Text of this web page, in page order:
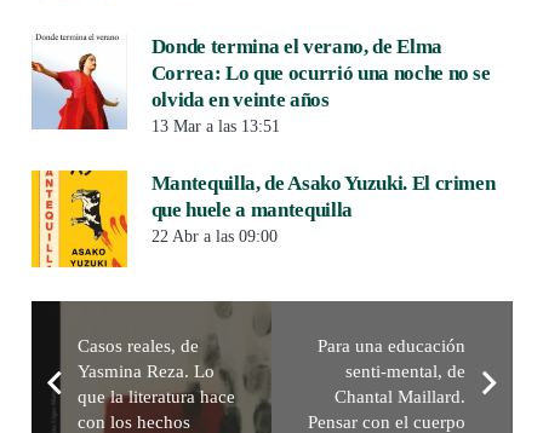
Donde termina el verano, de Elma
Correa: Lo que ocurrió una noche no se
olvida en veinte años
13 Mar a las 13:51
Mantequilla, de Asako Yuzuki. El crimen
que huele a mantequilla
22 Abr a las 09:00
Casos reales, de
Yasmina Reza. Lo
que la literatura hace
con los hechos
Para una educación
senti-mental, de
Chantal Maillard.
Pensar con el cuerpo